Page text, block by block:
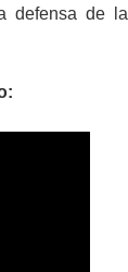
defensa de la